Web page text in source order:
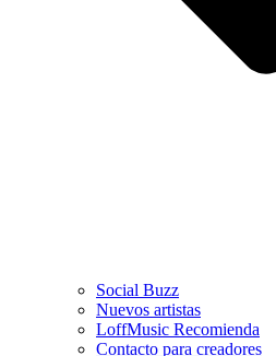
Social Buzz
Nuevos artistas
LoffMusic Recomienda
Contacto para creadores